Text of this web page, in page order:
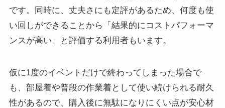
です。同時に、丈夫さにも定評があるため、何度も使
い回しができることから「結果的にコストパフォーマ
ンスが高い」と評価する利用者もいます。
仮に1度のイベントだけで終わってしまった場合で
も、部屋着や普段の作業着として使い続けられる耐久
性があるので、購入後に無駄になりにくい点が安心材